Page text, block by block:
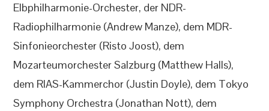
Elbphilharmonie-Orchester, der NDR-
Radiophilharmonie (Andrew Manze), dem MDR-
Sinfonieorchester (Risto Joost), dem
Mozarteumorchester Salzburg (Matthew Halls),
dem RIAS-Kammerchor (Justin Doyle), dem Tokyo
Symphony Orchestra (Jonathan Nott), dem